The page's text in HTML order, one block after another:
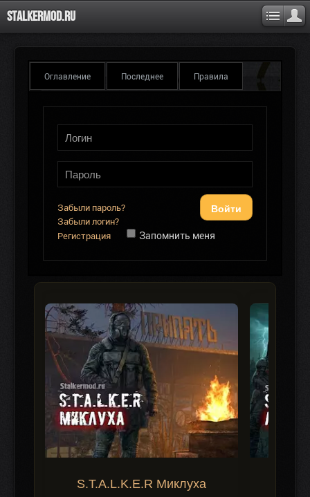
Stalkermod.ru
Оглавление Последнее Правила
Войти
Забыли пароль?
Забыли логин?
Регистрация
Запомнить меня
S.T.A.L.K.E.R Миклуха